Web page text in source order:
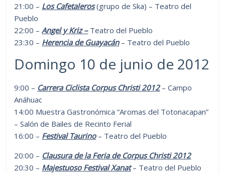
21:00 – Los Cafetaleros(grupo de Ska) – Teatro del
Pueblo
22:00 –Angel y Kriz –Teatro del Pueblo
23:30 – Herencia de Guayacán– Teatro del Pueblo
Domingo 10 de junio de 2012
9:00 – Carrera Ciclista Corpus Christi 2012– Campo
Anáhuac
14:00 Muestra Gastronómica “Aromas del Totonacapan”
– Salón de Bailes de Recinto Ferial
16:00 – Festival Taurino– Teatro del Pueblo
20:00 – Clausura de la Feria de Corpus Christi 2012
20:30 – Majestuoso Festival Xanat– Teatro del Pueblo